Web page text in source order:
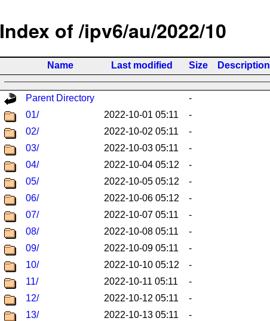
Index of /ipv6/au/2022/10
Name Last modified Size Description
Parent Directory
-
01/
2022-10-01 05:11
-
02/
2022-10-02 05:11
-
03/
2022-10-03 05:11
-
04/
2022-10-04 05:12
-
05/
2022-10-05 05:12
-
06/
2022-10-06 05:12
-
07/
2022-10-07 05:11
-
08/
2022-10-08 05:11
-
09/
2022-10-09 05:11
-
10/
2022-10-10 05:12
-
11/
2022-10-11 05:11
-
12/
2022-10-12 05:11
-
13/
2022-10-13 05:11
-